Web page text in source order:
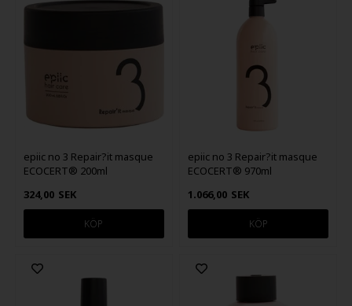
epiic no 3 Repair?it masque
ECOCERT® 200ml
324,00 SEK
epiic no 3 Repair?it masque
ECOCERT® 970ml
1.066,00 SEK